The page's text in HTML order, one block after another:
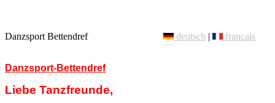
Danzsport Bettendref deutsch | français
Danzsport-Bettendref
Liebe Tanzfreunde,